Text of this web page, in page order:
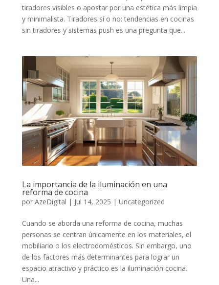
tiradores visibles o apostar por una estética más limpia
y minimalista. Tiradores sí o no: tendencias en cocinas
sin tiradores y sistemas push es una pregunta que...
La importancia de la iluminación en una
reforma de cocina
por AzeDigital | Jul 14, 2025 | Uncategorized
Cuando se aborda una reforma de cocina, muchas
personas se centran únicamente en los materiales, el
mobiliario o los electrodomésticos. Sin embargo, uno
de los factores más determinantes para lograr un
espacio atractivo y práctico es la iluminación cocina.
Una...